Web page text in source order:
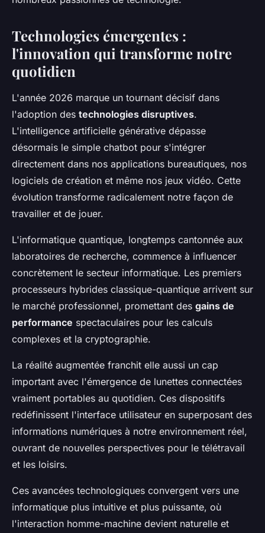
Technologies émergentes :
l'innovation qui transforme notre
quotidien
L'année 2026 marque un tournant décisif dans
l'adoption des technologies disruptives.
L'intelligence artificielle générative dépasse
désormais le simple chatbot pour s'intégrer
directement dans nos applications bureautiques, nos
logiciels de création et même nos jeux vidéo. Cette
évolution transforme radicalement notre façon de
travailler et de jouer.
L'informatique quantique, longtemps cantonnée aux
laboratoires de recherche, commence à influencer
concrètement le secteur informatique. Les premiers
processeurs hybrides classique-quantique arrivent sur
le marché professionnel, promettant des gains de
performance spectaculaires pour les calculs
complexes et la cryptographie.
La réalité augmentée franchit elle aussi un cap
important avec l'émergence de lunettes connectées
vraiment portables au quotidien. Ces dispositifs
redéfinissent l'interface utilisateur en superposant des
informations numériques à notre environnement réel,
ouvrant de nouvelles perspectives pour le télétravail
et les loisirs.
Ces avancées technologiques convergent vers une
informatique plus intuitive et plus puissante, où
l'interaction homme-machine devient naturelle et